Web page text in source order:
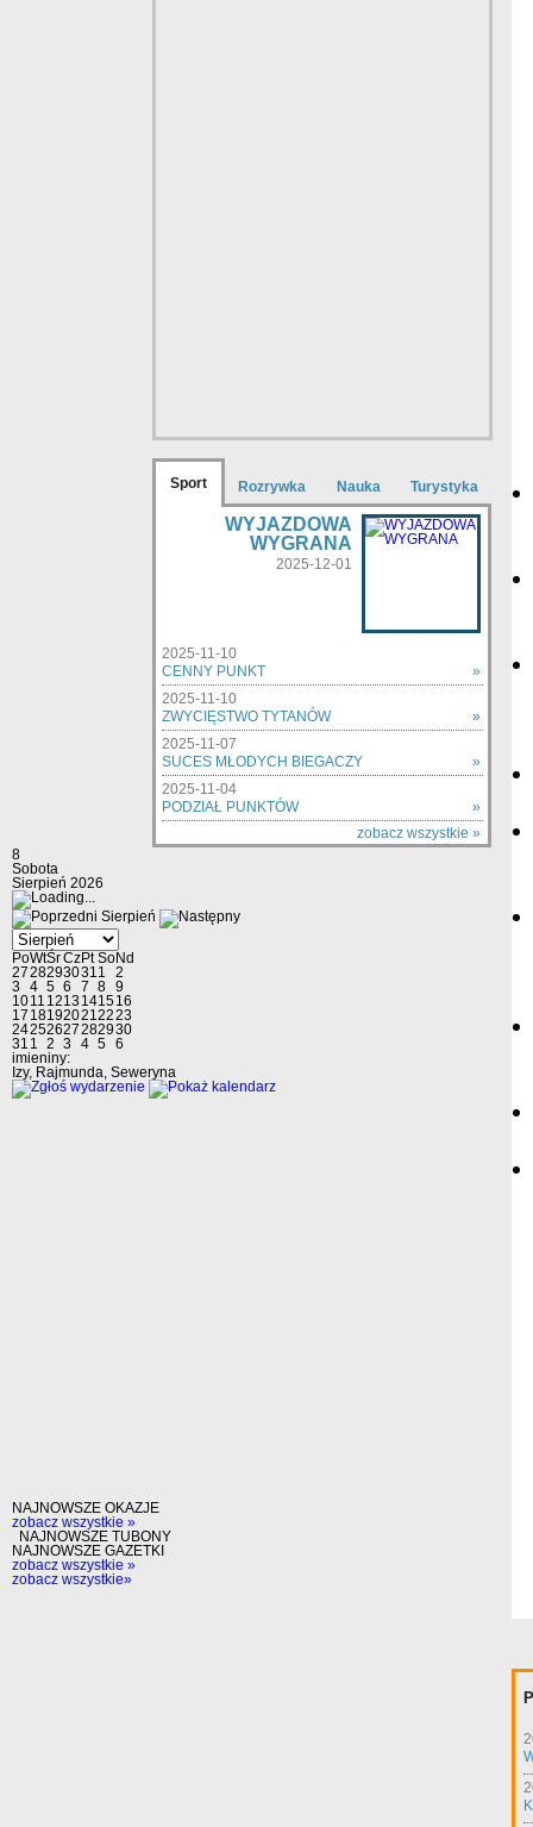
Sport Rozrywka Nauka Turystyka
WYJAZDOWA
WYGRANA
2025-12-01
2025-11-10
CENNY PUNKT
»
2025-11-10
ZWYCIĘSTWO TYTANÓW
»
2025-11-07
SUCES MŁODYCH BIEGACZY
»
2025-11-04
PODZIAŁ PUNKTÓW
»
zobacz wszystkie »
8
Sobota
Sierpień 2026
Sierpień
PoWtŚrCzPt SoNd
27282930311
2
3
4 5 6 7 8 9
1011 1213 141516
17 181920212223
24252627282930
31 1 2 3 4 5 6
imieniny:
Izy, Rajmunda, Seweryna
NAJNOWSZE OKAZJE
zobacz wszystkie »
NAJNOWSZE TUBONY
NAJNOWSZE GAZETKI
zobacz wszystkie »
zobacz wszystkie»